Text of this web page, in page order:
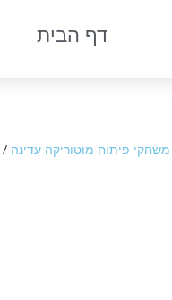
דף הבית
משחקי פיתוח מוטוריקה עדינה /